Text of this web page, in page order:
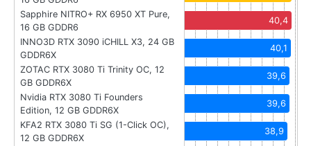
Sapphire NITRO+ RX 6950 XT Pure,
16 GB GDDR6
40,4
INNO3D RTX 3090 iCHILL X3, 24 GB
GDDR6X
40,1
ZOTAC RTX 3080 Ti Trinity OC, 12
GB GDDR6X
39,6
Nvidia RTX 3080 Ti Founders
Edition, 12 GB GDDR6X
39,6
KFA2 RTX 3080 Ti SG (1-Click OC),
12 GB GDDR6X
38,9